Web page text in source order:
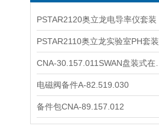
PSTAR2120奥立龙电导率仪套装
PSTAR2110奥立龙实验室PH套装
电磁阀备件A-82.519.030
备件包CNA-89.157.012